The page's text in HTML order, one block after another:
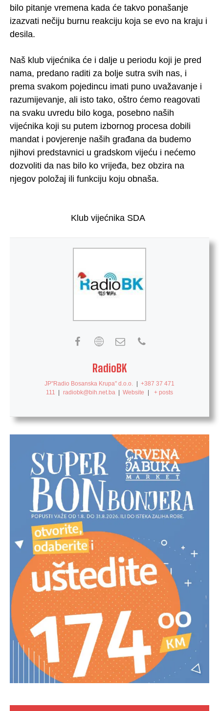
bilo pitanje vremena kada će takvo ponašanje
izazvati nečiju burnu reakciju koja se evo na kraju i
desila.
Naš klub vijećnika će i dalje u periodu koji je pred
nama, predano raditi za bolje sutra svih nas, i
prema svakom pojedincu imati puno uvažavanje i
razumijevanje, ali isto tako, oštro ćemo reagovati
na svaku uvredu bilo koga, posebno naših
vijećnika koji su putem izbornog procesa dobili
mandat i povjerenje naših građana da budemo
njihovi predstavnici u gradskom vijeću i nećemo
dozvoliti da nas bilo ko vrijeđa, bez obzira na
njegov položaj ili funkciju koju obnaša.
Klub vijećnika SDA
RadioBK
JP"Radio Bosanska Krupa" d.o.o. | +387 37 471
111
| radiobk@bih.net.ba | Website | + posts